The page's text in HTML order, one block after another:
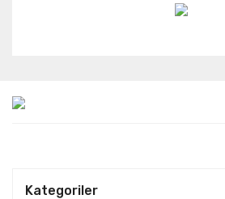
Kategoriler